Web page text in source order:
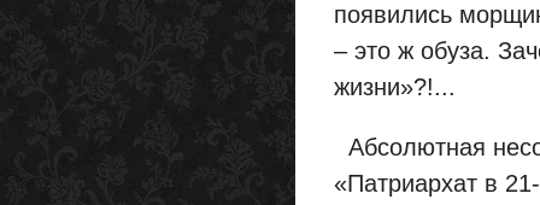
появились
– это ж обуза.
жизни»?!...
Абсолютная
«Патриархат в